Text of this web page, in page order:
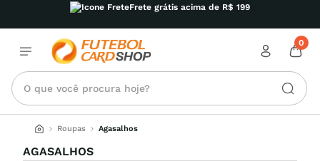
Frete grátis acima de R$ 199
0
O que você procura hoje?
Roupas Agasalhos
AGASALHOS